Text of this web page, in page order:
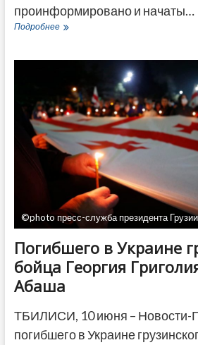
проинформировано и начаты…
ПодробнееВ
грузин:
еще
один
боец
убит
под
Лисичанском
©photo пресс-служба президента Грузии
Погибшего в Украине
бойца Георгия
Абаша
ТБИЛИСИ, 10 июня – Новости-
погибшего в Украине